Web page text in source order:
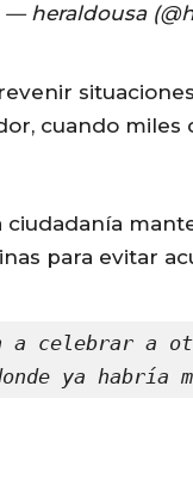
— heraldousa
cuando
ciudadanía
para evitar
a celebrar a
ya habría